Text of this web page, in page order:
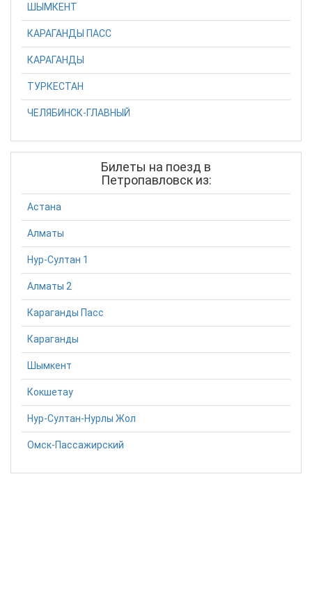
ШЫМКЕНТ
КАРАГАНДЫ ПАСС
КАРАГАНДЫ
ТУРКЕСТАН
ЧЕЛЯБИНСК-ГЛАВНЫЙ
Билеты на поезд в
Петропавловск из:
Астана
Алматы
Нур-Султан 1
Алматы 2
Караганды Пасс
Караганды
Шымкент
Кокшетау
Нур-Султан-Нурлы Жол
Омск-Пассажирский